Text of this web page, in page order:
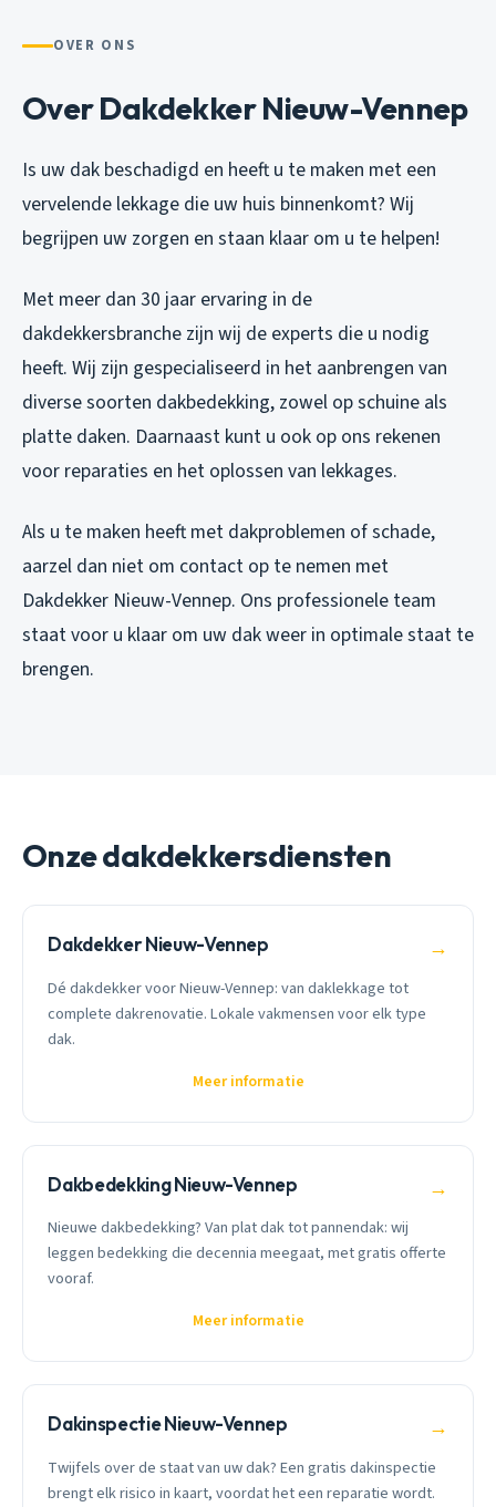
OVER ONS
Over Dakdekker Nieuw-Vennep
Is uw dak beschadigd en heeft u te maken met een
vervelende lekkage die uw huis binnenkomt? Wij
begrijpen uw zorgen en staan klaar om u te helpen!
Met meer dan 30 jaar ervaring in de
dakdekkersbranche zijn wij de experts die u nodig
heeft. Wij zijn gespecialiseerd in het aanbrengen van
diverse soorten dakbedekking, zowel op schuine als
platte daken. Daarnaast kunt u ook op ons rekenen
voor reparaties en het oplossen van lekkages.
Als u te maken heeft met dakproblemen of schade,
aarzel dan niet om contact op te nemen met
Dakdekker Nieuw-Vennep. Ons professionele team
staat voor u klaar om uw dak weer in optimale staat te
brengen.
Onze dakdekkersdiensten
Dakdekker Nieuw-Vennep →
Dé dakdekker voor Nieuw-Vennep: van daklekkage tot
complete dakrenovatie. Lokale vakmensen voor elk type
dak.
Meer informatie
Dakbedekking Nieuw-Vennep →
Nieuwe dakbedekking? Van plat dak tot pannendak: wij
leggen bedekking die decennia meegaat, met gratis offerte
vooraf.
Meer informatie
Dakinspectie Nieuw-Vennep →
Twijfels over de staat van uw dak? Een gratis dakinspectie
brengt elk risico in kaart, voordat het een reparatie wordt.